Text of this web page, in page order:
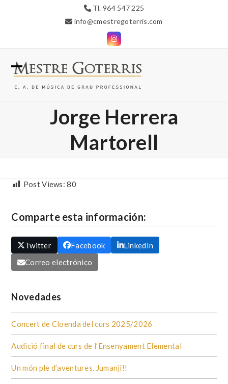
Tl. 964 547 225
info@cmestregoterris.com
Instagram
Open
Close
Jorge Herrera
Martorell
Post Views: 80
Comparte esta información:
Twitter Facebook
LinkedIn
Correo electrónico
Novedades
Concert de Cloenda del curs 2025/2026
Audició final de curs de l’Ensenyament Elemental
Un món ple d’aventures. Jumanji!!